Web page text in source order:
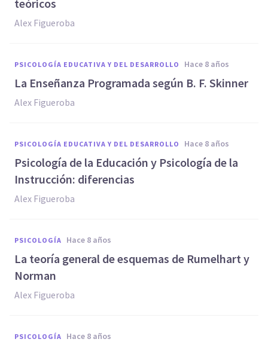
teóricos
Alex Figueroba
PSICOLOGÍA EDUCATIVA Y DEL DESARROLLO hace 8 años
La Enseñanza Programada según B. F. Skinner
Alex Figueroba
PSICOLOGÍA EDUCATIVA Y DEL DESARROLLO hace 8 años
Psicología de la Educación y Psicología de la
Instrucción: diferencias
Alex Figueroba
PSICOLOGÍA hace 8 años
La teoría general de esquemas de Rumelhart y
Norman
Alex Figueroba
PSICOLOGÍA hace 8 años